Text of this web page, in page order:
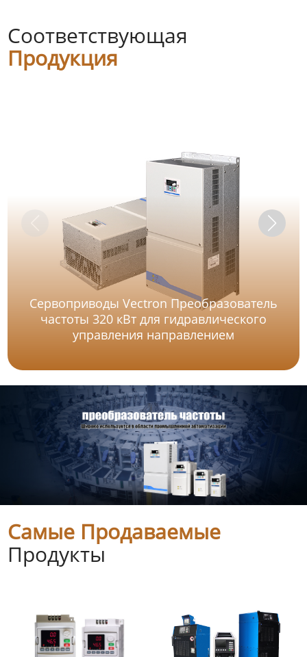
Соответствующая
Продукция
Сервоприводы Vectron Преобразователь
частоты 320 кВт для гидравлического
управления направлением
Самые Продаваемые
Продукты